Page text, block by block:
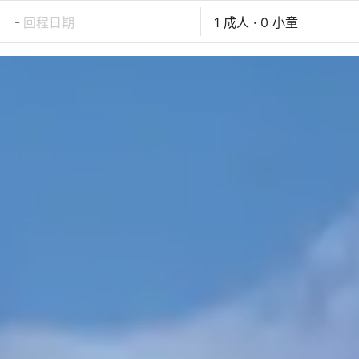
- 回程日期 1 成人 · 0 小童